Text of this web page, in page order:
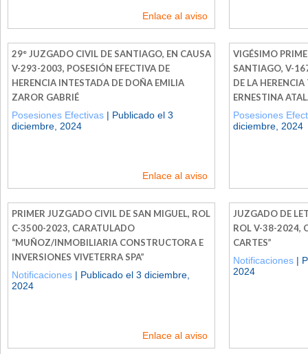
Enlace al aviso
29° JUZGADO CIVIL DE SANTIAGO, EN CAUSA
V-293-2003, POSESIÓN EFECTIVA DE
HERENCIA INTESTADA DE DOÑA EMILIA
ZAROR GABRIÉ
Posesiones Efectivas | Publicado el 3
diciembre, 2024
Enlace al aviso
VIGÉSIMO
SANTIAGO, V-
DE LA
ERNESTINA
Posesiones
diciembre, 2024
PRIMER JUZGADO CIVIL DE SAN MIGUEL, ROL
C-3500-2023, CARATULADO
“MUÑOZ/INMOBILIARIA CONSTRUCTORA E
INVERSIONES VIVETERRA SPA”
Notificaciones | Publicado el 3 diciembre,
2024
Enlace al aviso
JUZGADO DE
ROL V-38-2024,
CARTES”
Notificaciones |
2024